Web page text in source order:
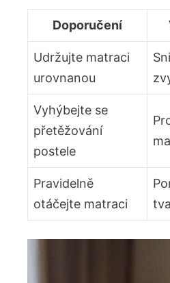
Doporučení
Udržujte matraci
urovnanou
Vyhýbejte se
přetěžování
postele
Pravidelně
otáčejte matraci